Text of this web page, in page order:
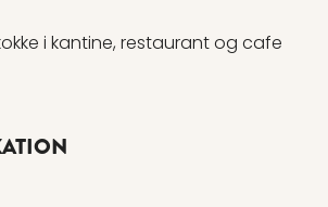
i kantine, restaurant og cafe